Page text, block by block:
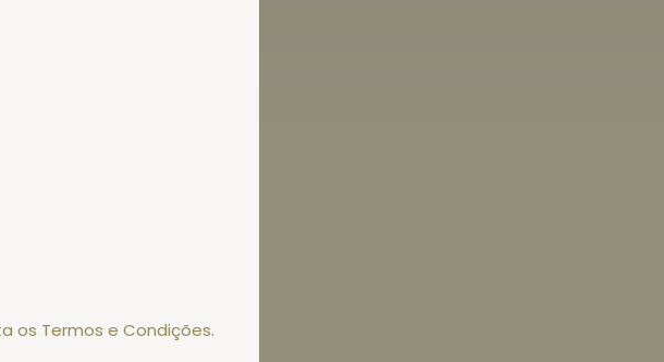
os Termos e Condições.